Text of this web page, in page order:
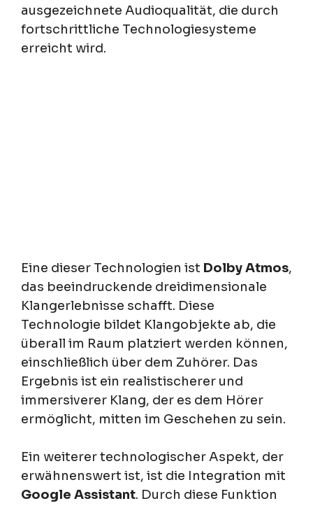
ausgezeichnete Audioqualität, die durch
fortschrittliche Technologiesysteme
erreicht wird.
Eine dieser Technologien ist Dolby Atmos,
das beeindruckende dreidimensionale
Klangerlebnisse schafft. Diese
Technologie bildet Klangobjekte ab, die
überall im Raum platziert werden können,
einschließlich über dem Zuhörer. Das
Ergebnis ist ein realistischerer und
immersiverer Klang, der es dem Hörer
ermöglicht, mitten im Geschehen zu sein.
Ein weiterer technologischer Aspekt, der
erwähnenswert ist, ist die Integration mit
Google Assistant. Durch diese Funktion